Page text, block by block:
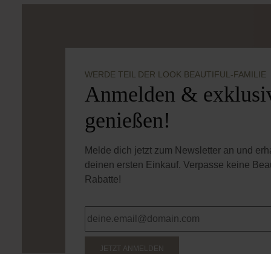
WERDE TEIL DER LOOK BEAUTIFUL-FAMILIE
Anmelden &
genießen!
Melde dich jetzt zum Newsletter an und
deinen ersten Einkauf. Verpasse keine
Rabatte!
JETZT ANMELDEN